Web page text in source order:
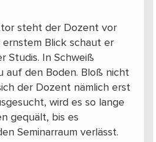
steht der Dozent vor
Blick schaut er
Studis. In Schweiß
auf den Boden. Bloß nicht
der Dozent nämlich erst
wird es so lange
gequält, bis es
Seminarraum verlässt.